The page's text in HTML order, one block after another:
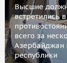
Высшие
встретились
всего за
Азербайджан
республики